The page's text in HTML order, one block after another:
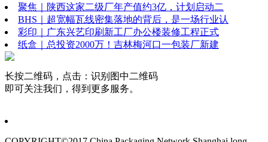
聚焦｜陕西这家二级厂年产值约3亿，计划启动二
BHS｜超宽幅瓦线密集落地的背后，是一场行业认
彩印｜广东兴艺印刷新工厂办公楼装修工程正式
纸盒｜总投资2000万！吉林梅河口一包装厂新建
长按二维码，点击：识别图中二维码
即可关注我们，得到更多服务。